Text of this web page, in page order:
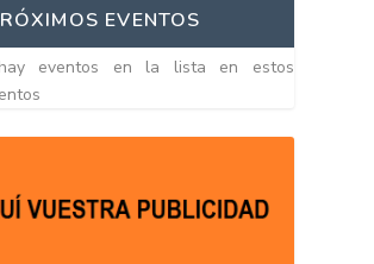
EVENTOS
eventos en la lista en estos